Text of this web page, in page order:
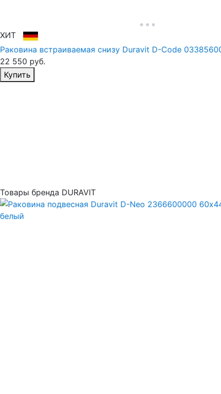
ХИТ
Раковина встраиваемая снизу Duravit D-Code
22 550 руб.
Купить
Товары бренда DURAVIT